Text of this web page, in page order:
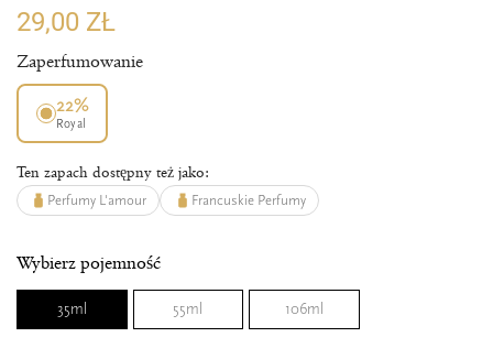
29,00 ZŁ
Zaperfumowanie
22%
Royal
Ten zapach dostępny też jako:
Perfumy L'amour Francuskie Perfumy
Wybierz pojemność
35ml 55ml 106ml